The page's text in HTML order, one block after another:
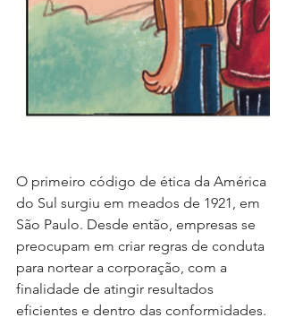
O primeiro código de ética da América
do Sul surgiu em meados de 1921, em
São Paulo. Desde então, empresas se
preocupam em criar regras de conduta
para nortear a corporação, com a
finalidade de atingir resultados
eficientes e dentro das conformidades.